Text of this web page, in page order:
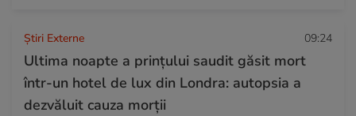
Știri Externe 09:24
Ultima noapte a prințului saudit găsit mort
într-un hotel de lux din Londra: autopsia a
dezvăluit cauza morții